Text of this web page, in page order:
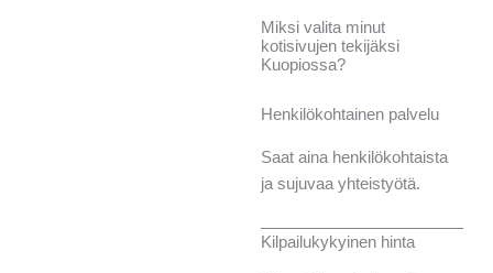
Miksi valita minut
kotisivujen tekijäksi
Kuopiossa?
Henkilökohtainen palvelu
Saat aina henkilökohtaista
ja sujuvaa yhteistyötä.
Kilpailukykyinen hinta